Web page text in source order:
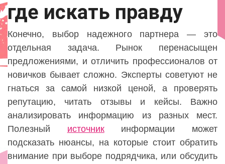
где искать правду
Конечно, выбор надежного партнера — это
отдельная задача. Рынок перенасыщен
предложениями, и отличить профессионалов от
новичков бывает сложно. Эксперты советуют не
гнаться за самой низкой ценой, а проверять
репутацию, читать отзывы и кейсы. Важно
анализировать информацию из разных мест.
Полезный источникинформации может
подсказать нюансы, на которые стоит обратить
внимание при выборе подрядчика, или обсудить